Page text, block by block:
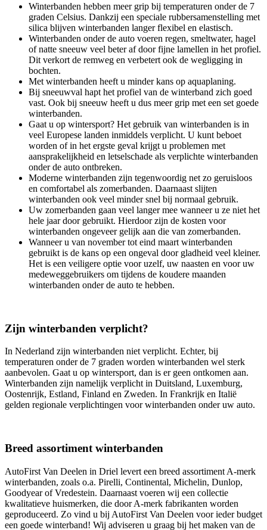
Winterbanden hebben meer grip bij temperaturen onder de 7
graden Celsius. Dankzij een speciale rubbersamenstelling met
silica blijven winterbanden langer flexibel en elastisch.
Winterbanden onder de auto voeren regen, smeltwater, hagel
of natte sneeuw veel beter af door fijne lamellen in het profiel.
Dit verkort de remweg en verbetert ook de wegligging in
bochten.
Met winterbanden heeft u minder kans op aquaplaning.
Bij sneeuwval hapt het profiel van de winterband zich goed
vast. Ook bij sneeuw heeft u dus meer grip met een set goede
winterbanden.
Gaat u op wintersport? Het gebruik van winterbanden is in
veel Europese landen inmiddels verplicht. U kunt beboet
worden of in het ergste geval krijgt u problemen met
aansprakelijkheid en letselschade als verplichte winterbanden
onder de auto ontbreken.
Moderne winterbanden zijn tegenwoordig net zo geruisloos
en comfortabel als zomerbanden. Daarnaast slijten
winterbanden ook veel minder snel bij normaal gebruik.
Uw zomerbanden gaan veel langer mee wanneer u ze niet het
hele jaar door gebruikt. Hierdoor zijn de kosten voor
winterbanden ongeveer gelijk aan die van zomerbanden.
Wanneer u van november tot eind maart winterbanden
gebruikt is de kans op een ongeval door gladheid veel kleiner.
Het is een veiligere optie voor uzelf, uw naasten en voor uw
medeweggebruikers om tijdens de koudere maanden
winterbanden onder de auto te hebben.
Zijn winterbanden verplicht?
In Nederland zijn winterbanden niet verplicht. Echter, bij
temperaturen onder de 7 graden worden winterbanden wel sterk
aanbevolen. Gaat u op wintersport, dan is er geen ontkomen aan.
Winterbanden zijn namelijk verplicht in Duitsland, Luxemburg,
Oostenrijk, Estland, Finland en Zweden. In Frankrijk en Italië
gelden regionale verplichtingen voor winterbanden onder uw auto.
Breed assortiment winterbanden
AutoFirst Van Deelen in Driel levert een breed assortiment A-merk
winterbanden, zoals o.a. Pirelli, Continental, Michelin, Dunlop,
Goodyear of Vredestein. Daarnaast voeren wij een collectie
kwalitatieve huismerken, die door A-merk fabrikanten worden
geproduceerd. Zo vind u bij AutoFirst Van Deelen voor ieder budget
een goede winterband! Wij adviseren u graag bij het maken van de